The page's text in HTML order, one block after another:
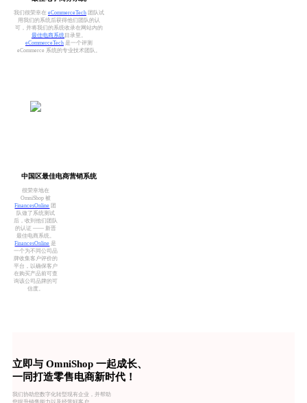
我们很荣幸在 eCommerceTech团队试
用我们的系统后获得他们团队的认
可，并将我们的系统收录在网站内的
最佳电商系统目录里。
eCommerceTech是一个评测
eCommerce 系统的专业技术团队。
中国区最佳电商营销系统
很荣幸地在
OmniShop 被
FinancesOnline 团
队做了系统测试
后，收到他们团队
的认证 —— 新晋
最佳电商系统。
FinancesOnline 是
一个为不同公司品
牌收集客户评价的
平台，以确保客户
在购买产品前可查
询该公司品牌的可
信度。
立即与 OmniShop 一起成长、
一同打造零售电商新时代！
我们协助您数字化转型现有企业，并帮助